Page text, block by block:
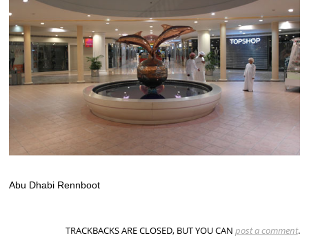
Abu Dhabi Rennboot
TRACKBACKS ARE CLOSED, BUT YOU CAN post a comment.